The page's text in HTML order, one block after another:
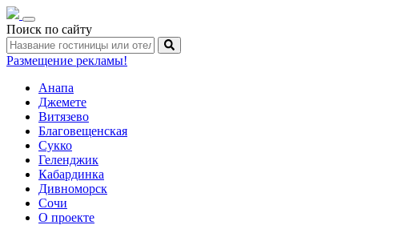
Toggle
navigation
Поиск по сайту
Размещение рекламы!
Анапа
Джемете
Витязево
Благовещенская
Сукко
Геленджик
Кабардинка
Дивноморск
Сочи
О проекте